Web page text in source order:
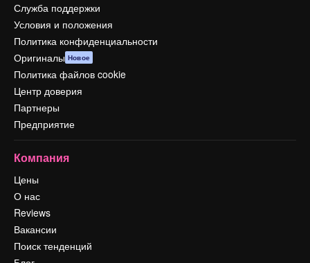
Служба поддержки
Условия и положения
Политика конфиденциальности
Оригиналы Новое
Политика файлов cookie
Центр доверия
Партнеры
Предприятие
Компания
Цены
О нас
Reviews
Вакансии
Поиск тенденций